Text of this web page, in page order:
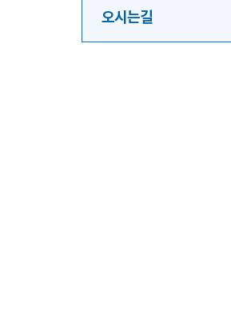
오시는길